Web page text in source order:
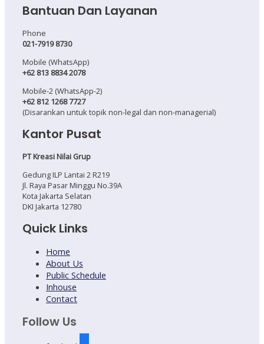
Bantuan Dan Layanan
Phone
021-7919 8730
Mobile (WhatsApp)
+62 813 8834 2078
Mobile-2 (WhatsApp-2)
+62 812 1268 7727
(Disarankan untuk topik non-legal dan non-managerial)
Kantor Pusat
PT Kreasi Nilai Grup
Gedung ILP Lantai 2 R219
Jl. Raya Pasar Minggu No.39A
Kota Jakarta Selatan
DKI Jakarta 12780
Quick Links
Home
About Us
Public Schedule
Inhouse
Contact
Follow Us